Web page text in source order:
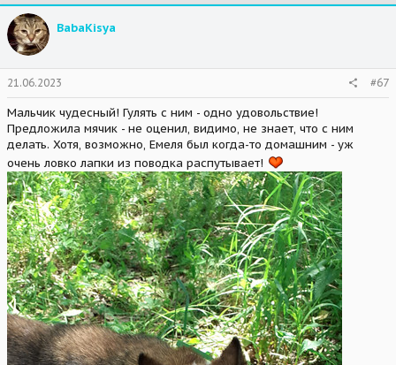
BabaKisya
21.06.2023 #67
Мальчик чудесный! Гулять с ним - одно удовольствие!
Предложила мячик - не оценил, видимо, не знает, что с ним
делать. Хотя, возможно, Емеля был когда-то домашним - уж
очень ловко лапки из поводка распутывает!